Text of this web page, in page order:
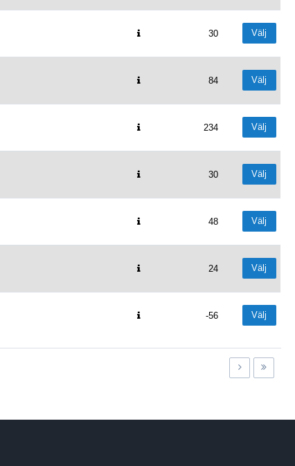
30 Välj
84 Välj
234 Välj
30 Välj
48 Välj
24 Välj
-56 Välj